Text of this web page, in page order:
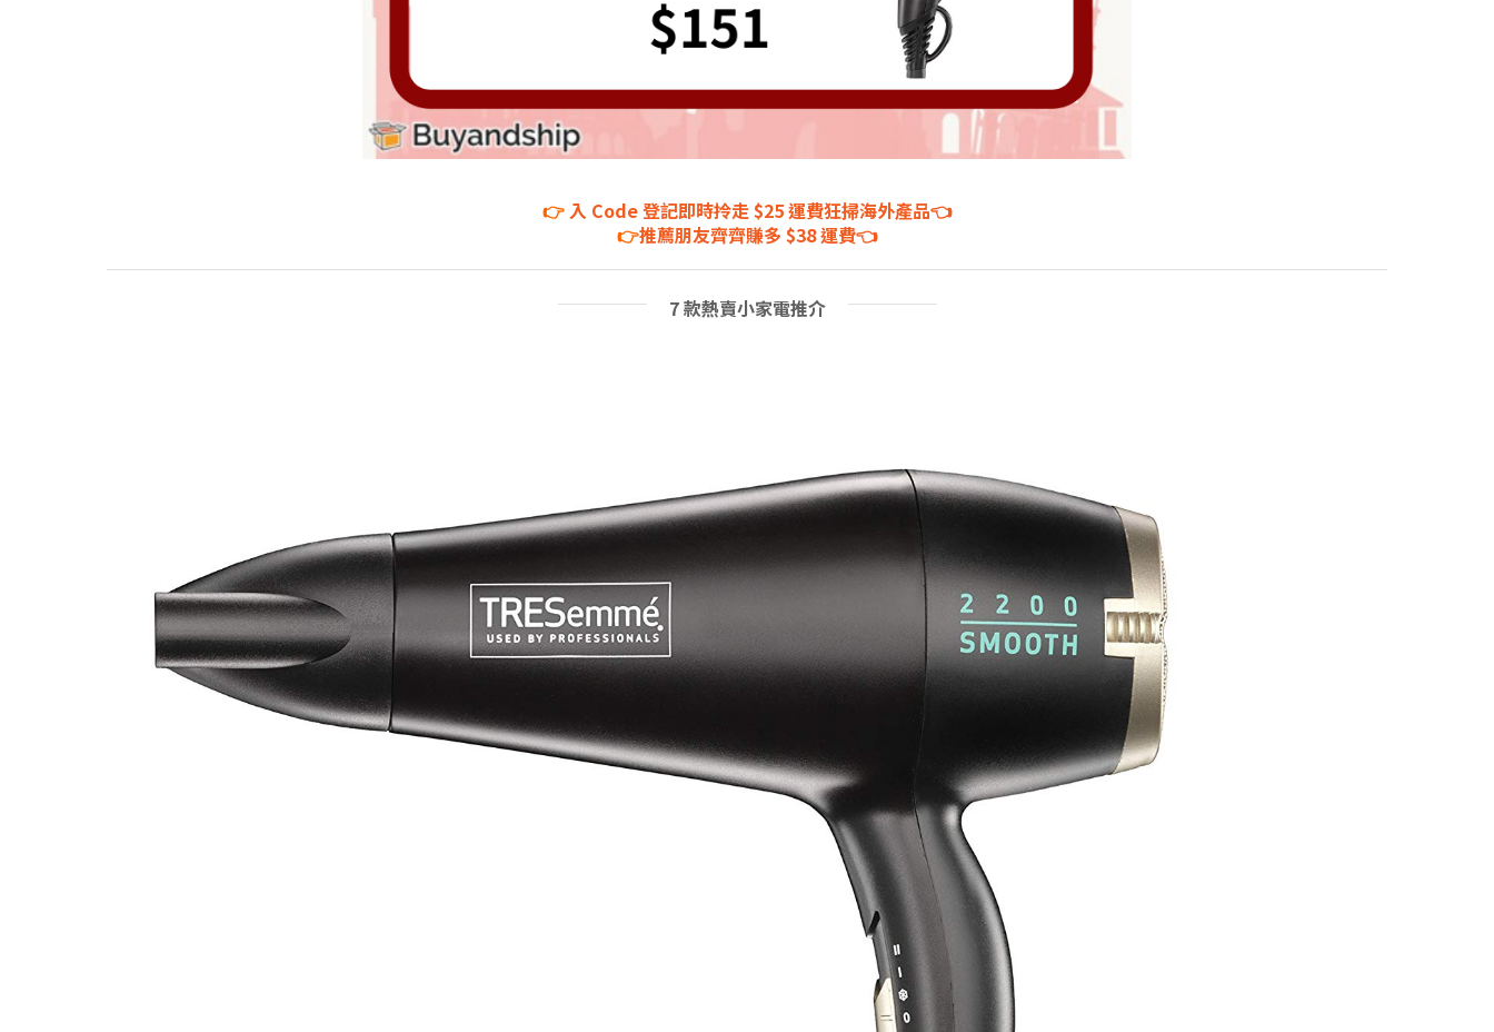
👉入 Code 登記即時拎走 $25 運費狂掃海外產品👈
👉推薦朋友齊齊賺多 $38 運費👈
7 款熱賣小家電推介